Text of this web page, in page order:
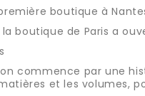
boutique à
la boutique de Paris a
commence par une
et les volumes,